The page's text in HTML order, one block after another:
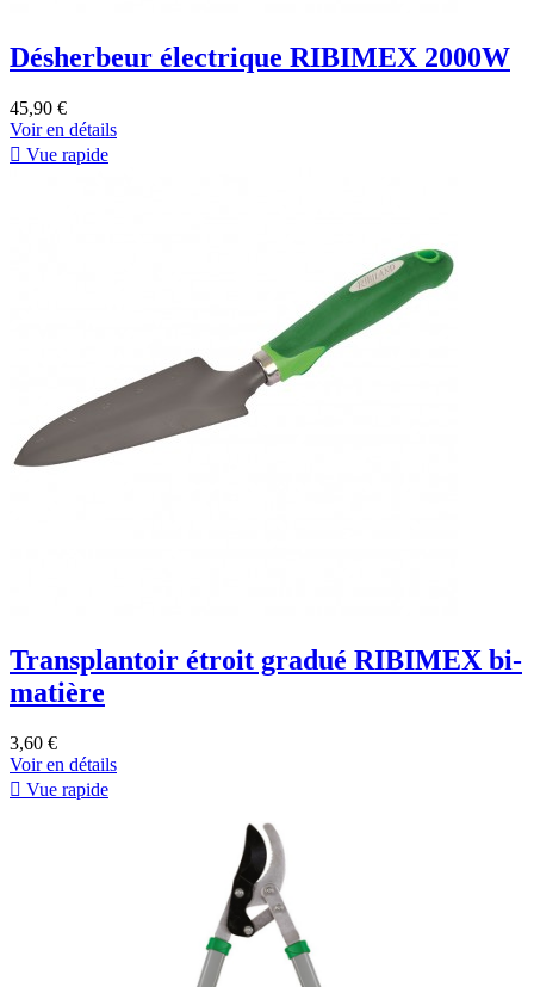
Désherbeur électrique RIBIMEX 2000W
45,90 €
Voir en détails
 Vue rapide
Transplantoir étroit gradué RIBIMEX bi-
matière
3,60 €
Voir en détails
 Vue rapide